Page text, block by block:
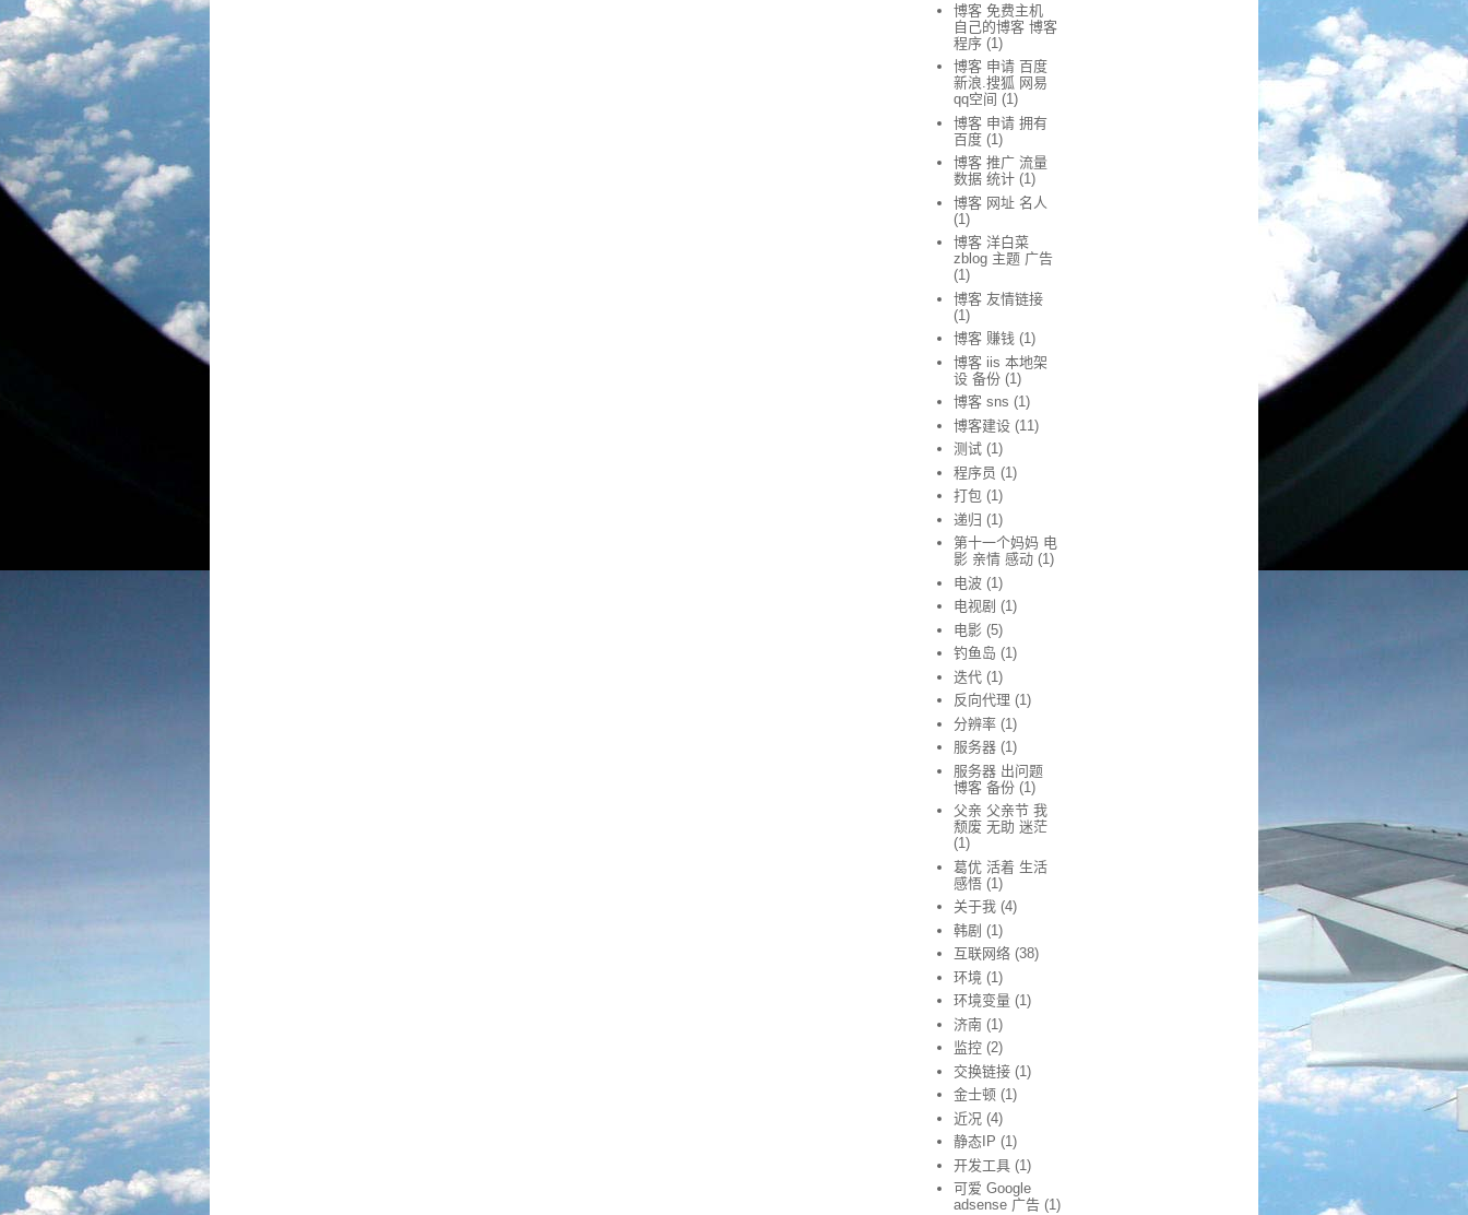
博客 免费主机
自己的博客 博客
程序 (1)
博客 申请 百度
新浪.搜狐 网易
qq空间 (1)
博客 申请 拥有
百度 (1)
博客 推广 流量
数据 统计 (1)
博客 网址 名人
(1)
博客 洋白菜
zblog 主题 广告
(1)
博客 友情链接
(1)
博客 赚钱 (1)
博客 iis 本地架
设 备份 (1)
博客 sns (1)
博客建设 (11)
测试 (1)
程序员 (1)
打包 (1)
递归 (1)
第十一个妈妈 电
影 亲情 感动 (1)
电波 (1)
电视剧 (1)
电影 (5)
钓鱼岛 (1)
迭代 (1)
反向代理 (1)
分辨率 (1)
服务器 (1)
服务器 出问题
博客 备份 (1)
父亲 父亲节 我
颓废 无助 迷茫
(1)
葛优 活着 生活
感悟 (1)
关于我 (4)
韩剧 (1)
互联网络 (38)
环境 (1)
环境变量 (1)
济南 (1)
监控 (2)
交换链接 (1)
金士顿 (1)
近况 (4)
静态IP (1)
开发工具 (1)
可爱 Google
adsense 广告 (1)